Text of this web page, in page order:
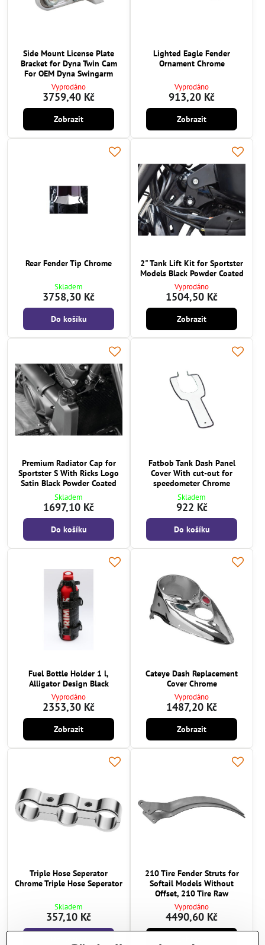
Side Mount License Plate
Bracket for Dyna Twin Cam
For OEM Dyna Swingarm
Vyprodáno
3759,40 Kč
Zobrazit
Lighted Eagle Fender
Ornament Chrome
Vyprodáno
913,20 Kč
Zobrazit
Rear Fender Tip Chrome
Skladem
3758,30 Kč
Do košíku
2" Tank Lift Kit for Sportster
Models Black Powder Coated
Vyprodáno
1504,50 Kč
Zobrazit
Premium Radiator Cap for
Sportster S With Ricks Logo
Satin Black Powder Coated
Skladem
1697,10 Kč
Do košíku
Fatbob Tank Dash Panel
Cover With cut-out for
speedometer Chrome
Skladem
922 Kč
Do košíku
Fuel Bottle Holder 1 l,
Alligator Design Black
Vyprodáno
2353,30 Kč
Zobrazit
Cateye Dash Replacement
Cover Chrome
Vyprodáno
1487,20 Kč
Zobrazit
Triple Hose Seperator
Chrome Triple Hose Seperator
Skladem
357,10 Kč
210 Tire Fender Struts for
Softail Models Without
Offset, 210 Tire Raw
Vyprodáno
4490,60 Kč